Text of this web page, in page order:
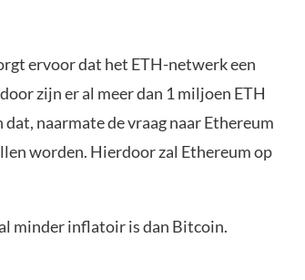
ervoor dat het ETH-netwerk een
zijn er al meer dan 1 miljoen ETH
naarmate de vraag naar Ethereum
worden. Hierdoor zal Ethereum op
minder inflatoir is dan Bitcoin.